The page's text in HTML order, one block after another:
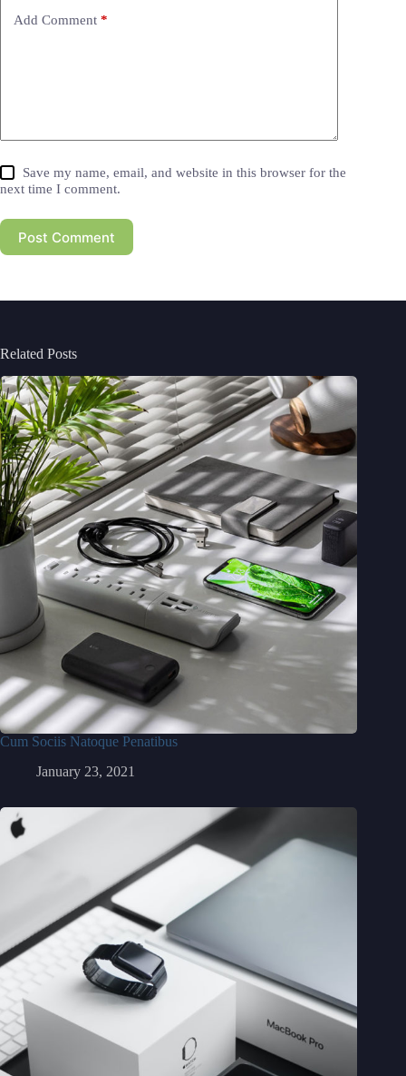
Add Comment *
Save my name, email, and website in this browser for the
next time I comment.
Post Comment
Related Posts
Cum Sociis Natoque Penatibus
January 23, 2021